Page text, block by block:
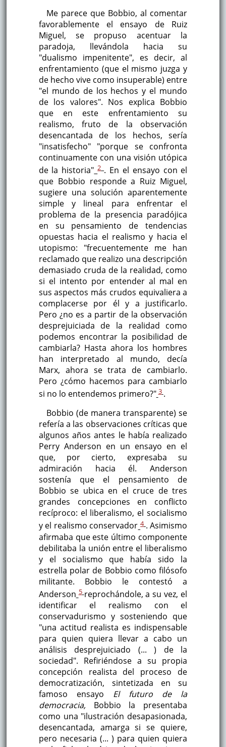
Me parece que Bobbio, al comentar
favorablemente el ensayo de Ruiz
Miguel, se propuso acentuar la
paradoja, llevándola hacia su
"dualismo impenitente", es decir, al
enfrentamiento (que el mismo juzga y
de hecho vive como insuperable) entre
"el mundo de los hechos y el mundo
de los valores". Nos explica Bobbio
que en este enfrentamiento su
realismo, fruto de la observación
desencantada de los hechos, sería
"insatisfecho" "porque se confronta
continuamente con una visión utópica
de la historia" 2 . En el ensayo con el
que Bobbio responde a Ruiz Miguel,
sugiere una solución aparentemente
simple y lineal para enfrentar el
problema de la presencia paradójica
en su pensamiento de tendencias
opuestas hacia el realismo y hacia el
utopismo: "frecuentemente me han
reclamado que realizo una descripción
demasiado cruda de la realidad, como
si el intento por entender al mal en
sus aspectos más crudos equivaliera a
complacerse por él y a justificarlo.
Pero ¿no es a partir de la observación
desprejuiciada de la realidad como
podemos encontrar la posibilidad de
cambiarla? Hasta ahora los hombres
han interpretado al mundo, decía
Marx, ahora se trata de cambiarlo.
Pero ¿cómo hacemos para cambiarlo
si no lo entendemos primero?" 3.
Bobbio (de manera transparente) se
refería a las observaciones críticas que
algunos años antes le había realizado
Perry Anderson en un ensayo en el
que, por cierto, expresaba su
admiración hacia él. Anderson
sostenía que el pensamiento de
Bobbio se ubica en el cruce de tres
grandes concepciones en conflicto
recíproco: el liberalismo, el socialismo
y el realismo conservador 4 . Asimismo
afirmaba que este último componente
debilitaba la unión entre el liberalismo
y el socialismo que había sido la
estrella polar de Bobbio como filósofo
militante. Bobbio le contestó a
Anderson 5 reprochándole, a su vez, el
identificar el realismo con el
conservadurismo y sosteniendo que
"una actitud realista es indispensable
para quien quiera llevar a cabo un
análisis desprejuiciado (... ) de la
sociedad". Refiriéndose a su propia
concepción realista del proceso de
democratización, sintetizada en su
famoso ensayo El futuro de la
democracia,Bobbio la presentaba
como una "ilustración desapasionada,
desencantada, amarga si se quiere,
pero necesaria (... ) para quien quiera